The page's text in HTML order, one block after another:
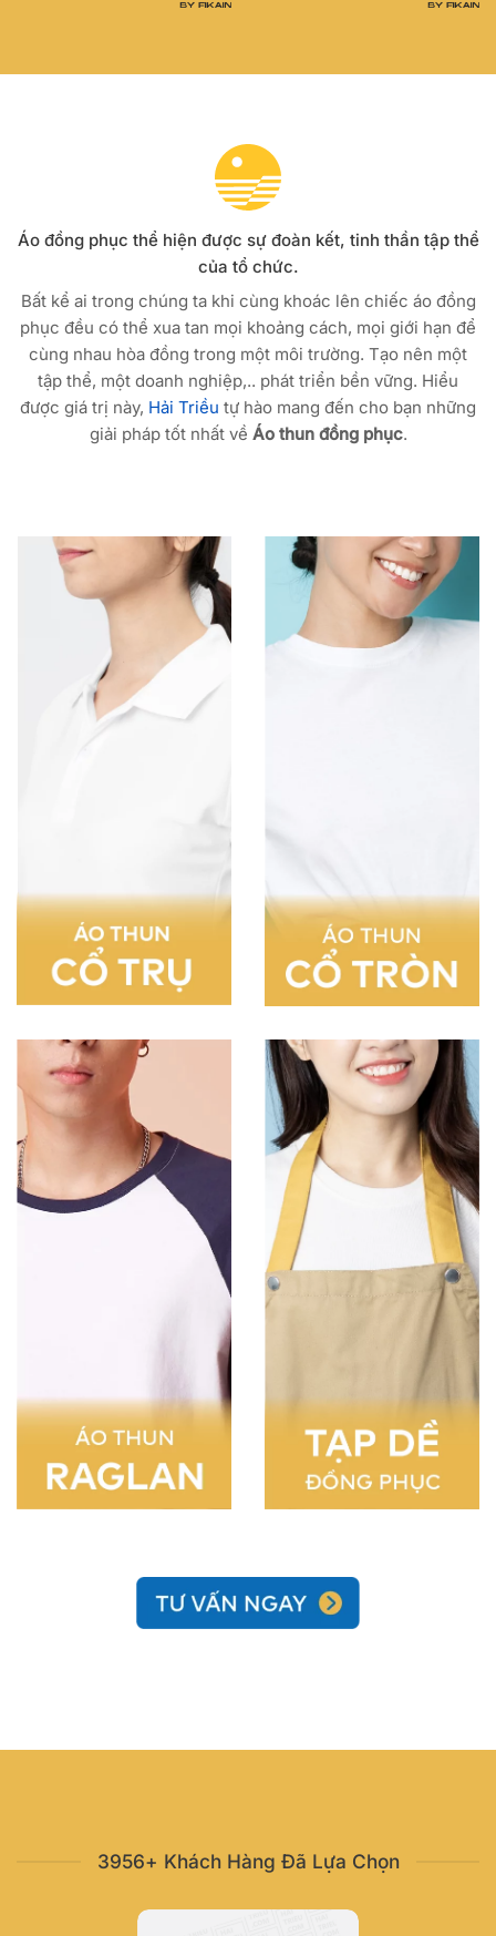
Áo đồng phục thể hiện được sự đoàn kết, tinh thần tập thể
của tổ chức.
Bất kể ai trong chúng ta khi cùng khoác lên chiếc áo đồng
phục đều có thể xua tan mọi khoảng cách, mọi giới hạn để
cùng nhau hòa đồng trong một môi trường. Tạo nên một
tập thể, một doanh nghiệp,.. phát triển bền vững. Hiểu
được giá trị này, Hải Triều tự hào mang đến cho bạn những
giải pháp tốt nhất về Áo thun đồng phục.
3956+ Khách Hàng Đã Lựa Chọn